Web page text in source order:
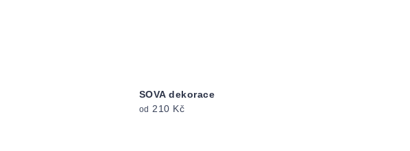
SOVA dekorace
od 210 Kč